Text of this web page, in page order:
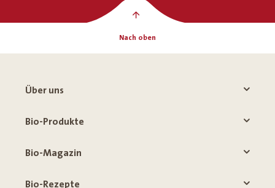
Nach oben
Über uns
Bio-Produkte
Bio-Magazin
Bio-Rezepte